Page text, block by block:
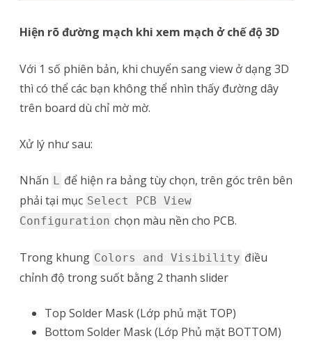
Hiện rõ đường mạch khi xem mạch ở chế độ 3D
Với 1 số phiên bản, khi chuyển sang view ở dạng 3D
thì có thể các bạn không thể nhìn thấy đường dây
trên board dù chỉ mờ mờ.
Xử lý như sau:
Nhấn L để hiện ra bảng tùy chọn, trên góc trên bên
phải tại mục Select PCB View
Configuration chọn màu nền cho PCB.
Trong khung Colors and Visibility điều
chỉnh độ trong suốt bằng 2 thanh slider
Top Solder Mask (Lớp phủ mặt TOP)
Bottom Solder Mask (Lớp Phủ mặt BOTTOM)